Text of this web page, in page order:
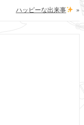
»
ハッピーな出来事